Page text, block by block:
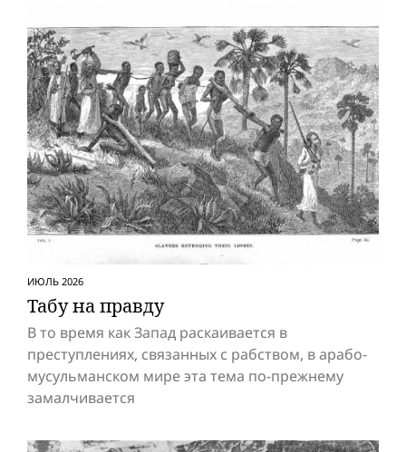
ИЮЛЬ 2026
Табу на правду
В то время как Запад раскаивается в
преступлениях, связанных с рабством, в арабо-
мусульманском мире эта тема по-прежнему
замалчивается